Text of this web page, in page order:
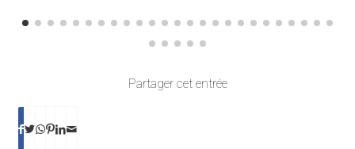
Partager cet entrée